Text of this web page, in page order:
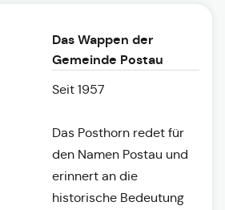
Das Wappen der
Gemeinde Postau
Seit 1957
Das Posthorn redet für
den Namen Postau und
erinnert an die
historische Bedeutung